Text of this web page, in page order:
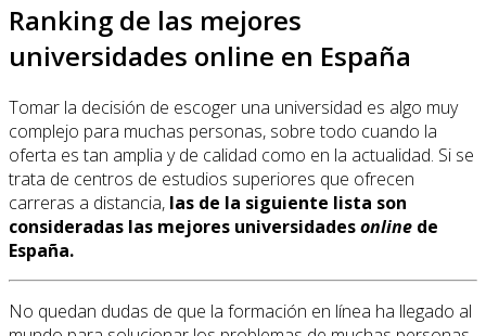
Ranking de las mejores
universidades online en España
Tomar la decisión de escoger una universidad es algo muy
complejo para muchas personas, sobre todo cuando la
oferta es tan amplia y de calidad como en la actualidad. Si se
trata de centros de estudios superiores que ofrecen
carreras a distancia, las de la siguiente lista son
consideradas las mejores universidadesonline de
España.
No quedan dudas de que la formación en línea ha llegado al